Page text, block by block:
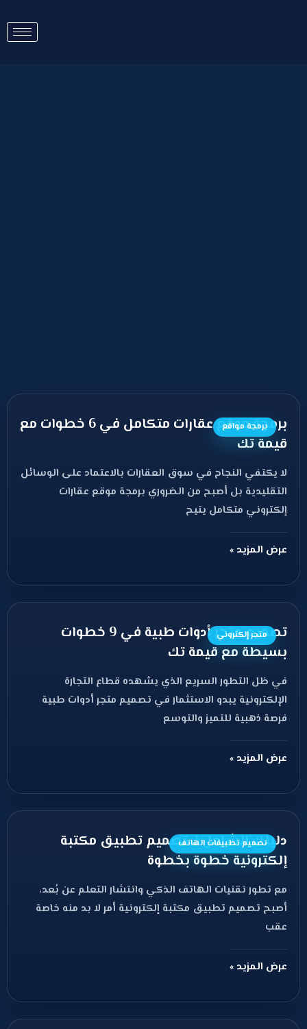
برمجة مواقع
برمجة موقع عقارات متكامل في 6 خطوات مع
قيمة تك
لا يكتفي النجاح في سوق العقارات بالاعتماد على الوسائل
التقليدية بل أصبح من الضروري برمجة موقع عقارات
إلكتروني متكامل يتيح
عرض المزيد »
متجر إلكتروني
تصميم متجر أدوات طبية في 9 خطوات
بسيطة مع قيمة تك
في ظل التطور السريع الذي يشهده قطاع التجارة
الإلكترونية يبدو الاستثمار في تصميم متجر أدوات طبية
فرصة ذهبية للتميز والتوسع
عرض المزيد »
تصميم تطبيقات الهاتف
دليلك الشامل لـ تصميم تطبيق مكتبة
إلكترونية خطوة بخطوة
مع تطور تقنيات الهاتف الذكي وانتشار التعلم عن بُعد،
أصبح تصميم تطبيق مكتبة إلكترونية أمر لا بد منه خاصة
عقب
عرض المزيد »